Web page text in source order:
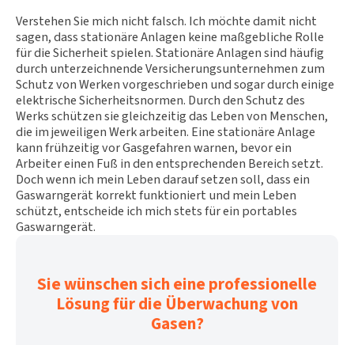
Verstehen Sie mich nicht falsch. Ich möchte damit nicht
sagen, dass stationäre Anlagen keine maßgebliche Rolle
für die Sicherheit spielen. Stationäre Anlagen sind häufig
durch unterzeichnende Versicherungsunternehmen zum
Schutz von Werken vorgeschrieben und sogar durch einige
elektrische Sicherheitsnormen. Durch den Schutz des
Werks schützen sie gleichzeitig das Leben von Menschen,
die im jeweiligen Werk arbeiten. Eine stationäre Anlage
kann frühzeitig vor Gasgefahren warnen, bevor ein
Arbeiter einen Fuß in den entsprechenden Bereich setzt.
Doch wenn ich mein Leben darauf setzen soll, dass ein
Gaswarngerät korrekt funktioniert und mein Leben
schützt, entscheide ich mich stets für ein portables
Gaswarngerät.
Sie wünschen sich eine professionelle
Lösung für die Überwachung von
Gasen?